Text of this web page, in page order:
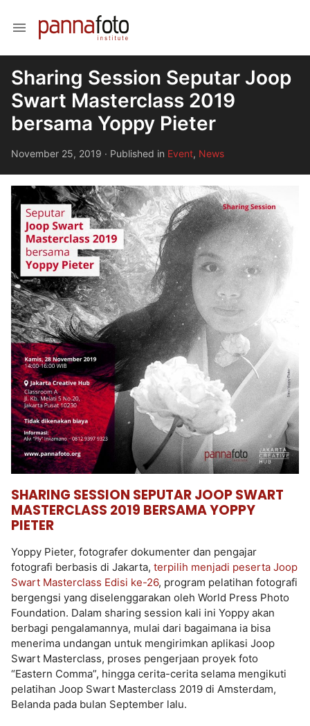
menu
Sharing Session Seputar Joop
Swart Masterclass 2019
bersama Yoppy Pieter
November 25, 2019 · Published in Event, News
SHARING SESSION SEPUTAR JOOP SWART
MASTERCLASS 2019 BERSAMA YOPPY
PIETER
Yoppy Pieter, fotografer dokumenter dan pengajar
fotografi berbasis di Jakarta, terpilih menjadi peserta Joop
Swart Masterclass Edisi ke-26, program pelatihan fotografi
bergengsi yang diselenggarakan oleh World Press Photo
Foundation. Dalam sharing session kali ini Yoppy akan
berbagi pengalamannya, mulai dari bagaimana ia bisa
menerima undangan untuk mengirimkan aplikasi Joop
Swart Masterclass, proses pengerjaan proyek foto
“Eastern Comma”, hingga cerita-cerita selama mengikuti
pelatihan Joop Swart Masterclass 2019 di Amsterdam,
Belanda pada bulan September lalu.